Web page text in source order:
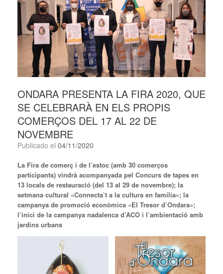
ONDARA PRESENTA LA FIRA 2020, QUE
SE CELEBRARÀ EN ELS PROPIS
COMERÇOS DEL 17 AL 22 DE
NOVEMBRE
Publicado el 04/11/2020
La Fira de comerç i de l’estoc (amb 30 comerços
participants) vindrà acompanyada pel Concurs de tapes en
13 locals de restauració (del 13 al 29 de novembre); la
setmana cultural «Connecta’t a la cultura en família»; la
campanya de promoció econòmica «El Tresor d’Ondara»;
l’inici de la campanya nadalenca d’ACO i l’ambientació amb
jardins urbans